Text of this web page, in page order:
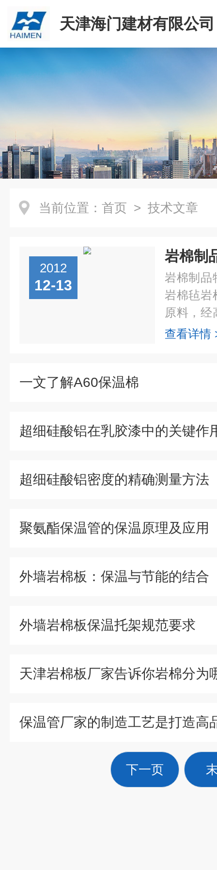
天津海门建材有限公司
当前位置： 首页 > 技术文章
2012
12-13
岩棉制
岩棉制品
岩棉毡岩
原料，经
设备制成
查看详情
一文了解A60保温棉
超细硅酸铝在乳胶漆中的关键作
超细硅酸铝密度的精确测量方法
聚氨酯保温管的保温原理及应用
外墙岩棉板：保温与节能的结合
外墙岩棉板保温托架规范要求
天津岩棉板厂家告诉你岩棉分为
下一页